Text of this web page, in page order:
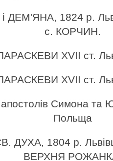
ДЕМ'ЯНА, 1824 р.
с. КОРЧИН.
XVII ст.
XVII ст.
Симона та
Польща
ДУХА, 1804 р.
ВЕРХНЯ